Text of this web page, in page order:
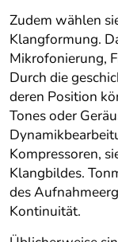
Zudem wählen
Klangformung.
Mikrofonierung,
Durch die
deren Position
Tones oder
Kompressoren,
Klangbildes.
des
Kontinuität.